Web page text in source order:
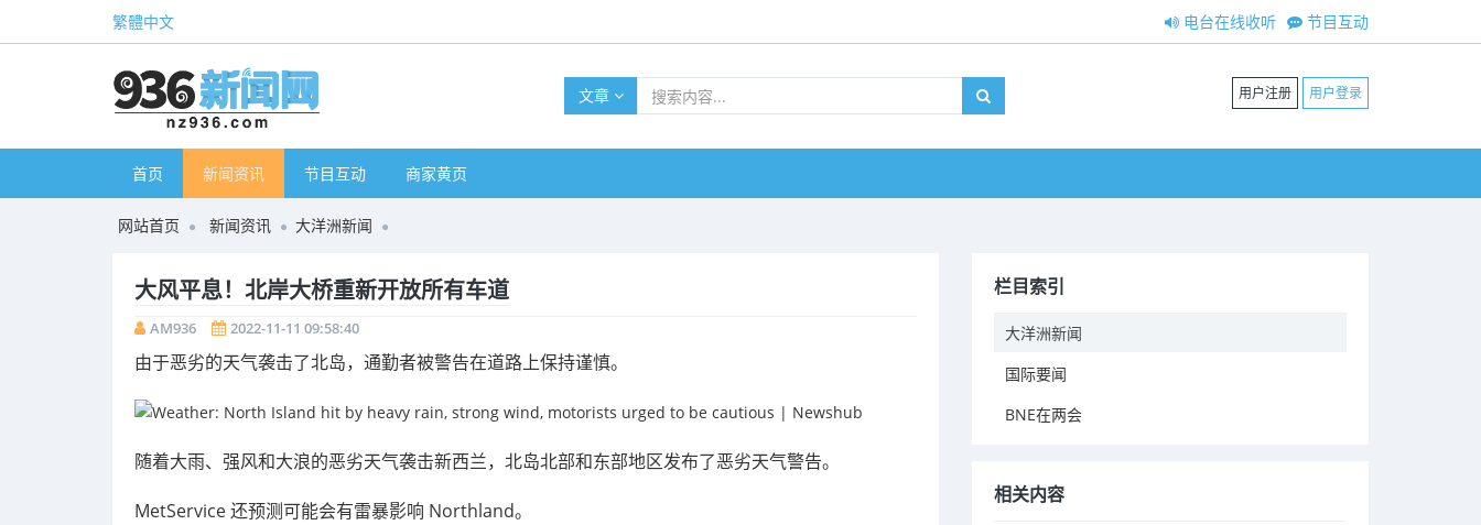
繁體中文 节目互动
电台在线收听
文章 用户注册 用户登录
首页 新闻资讯 节目互动 商家黄页
网站首页 新闻资讯 大洋洲新闻
大风平息！北岸大桥重新开放所有车道
AM936 2022-11-11 09:58:40
由于恶劣的天气袭击了北岛，通勤者被警告在道路上保持谨慎。
随着大雨、强风和大浪的恶劣天气袭击新西兰，北岛北部和东部地区发布了恶劣天气警告。
MetService 还预测可能会有雷暴影响 Northland。
栏目索引
大洋洲新闻
国际要闻
BNE在两会
相关内容